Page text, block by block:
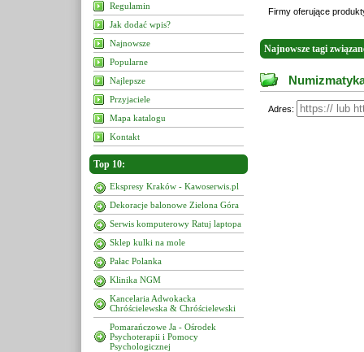
Regulamin
Jak dodać wpis?
Najnowsze
Popularne
Najlepsze
Przyjaciele
Mapa katalogu
Kontakt
Top 10:
Ekspresy Kraków - Kawoserwis.pl
Dekoracje balonowe Zielona Góra
Serwis komputerowy Ratuj laptopa
Sklep kulki na mole
Pałac Polanka
Klinika NGM
Kancelaria Adwokacka
Chróścielewska & Chróścielewski
Pomarańczowe Ja - Ośrodek
Psychoterapii i Pomocy
Psychologicznej
Firmy oferujące
Najnowsze tagi
Adres: